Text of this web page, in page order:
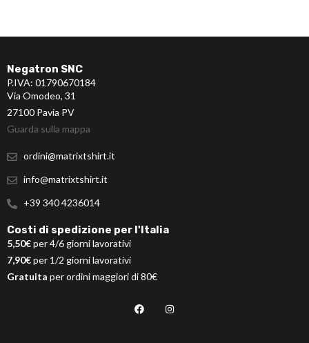
Negatron SNC
P.IVA: 01790670184
Via Omodeo, 31
27100 Pavia PV
Guarda sulla mappa
ordini@matrixtshirt.it
info@matrixtshirt.it
+39 340 4236014
Costi di spedizione per l'Italia
5,50€per 4/6 giorni lavorativi
7,90€per 1/2 giorni lavorativi
Gratuita per ordini maggiori di 80€